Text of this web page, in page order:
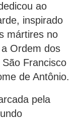
ao
inspirado
mártires no
Ordem dos
Francisco
de Antônio.
pela